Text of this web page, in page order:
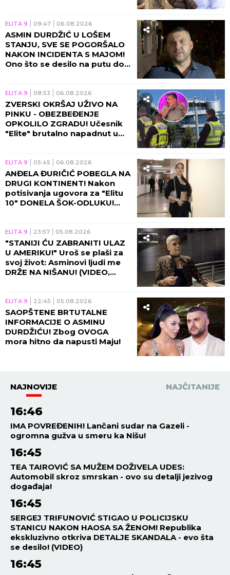
ELITA 9 09:47 06.08.2026
ASMIN DURDŽIĆ U LOŠEM
STANJU, SVE SE POGORŠALO
NAKON INCIDENTA S MAJOM!
Ono što se desilo na putu do
ELITA 9 08:53 06.08.2026
ZVERSKI OKRŠAJ UŽIVO NA
PINKU - OBEZBEĐENJE
OPKOLILO ZGRADU! Učesnik
"Elite" brutalno napadnut u
ELITA 9 05:45 06.08.2026
ANĐELA ĐURIČIĆ POBEGLA NA
DRUGI KONTINENT! Nakon
potisivanja ugovora za "Elitu
10" DONELA ŠOK-ODLUKU!
ELITA 9 23:57 05.08.2026
"STANIJI ĆU ZABRANITI ULAZ
U AMERIKU!" Uroš se plaši za
svoj život: Asminovi ljudi me
DRŽE NA NIŠANU! (VIDEO,
ELITA 9 22:45 05.08.2026
SAOPŠTENE BRTUTALNE
INFORMACIJE O ASMINU
DURDŽIĆU! Zbog OVOGA
mora hitno da napusti Maju!
NAJNOVIJE NAJČITANIJE
16:46
IMA POVREĐENIH! Lančani sudar na Gazeli -
ogromna gužva u smeru ka Nišu!
16:45
TEA TAIROVIĆ SA MUŽEM DOŽIVELA UDES:
Automobil skroz smrskan - ovo su detalji jezivog
događaja!
16:45
SERGEJ TRIFUNOVIĆ STIGAO U POLICIJSKU
STANICU NAKON HAOSA SA ŽENOM! Republika
ekskluzivno otkriva DETALJE SKANDALA - evo šta
se desilo! (VIDEO)
16:45